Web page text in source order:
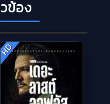
ข้อง
HD